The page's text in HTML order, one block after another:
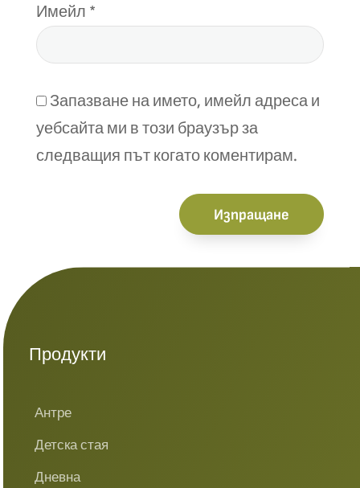
Имейл *
Запазване на името, имейл адреса и
уебсайта ми в този браузър за
следващия път когато коментирам.
Изпращане
Продукти
Антре
Детска стая
Дневна